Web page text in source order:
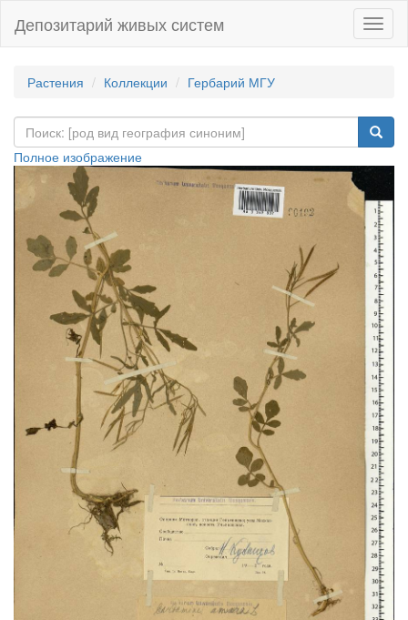
Депозитарий живых систем
Растения Коллекции Гербарий МГУ
Полное изображение